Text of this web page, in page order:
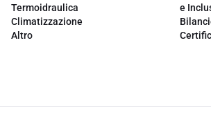
Termoidraulica
Climatizzazione
Altro
e